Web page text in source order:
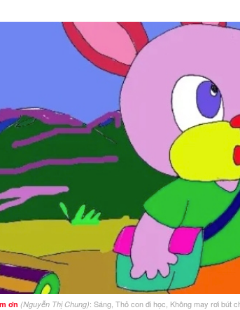
ơn (Nguyễn Thị Chung): Sáng, Thỏ con đi học, Không may rơi bút